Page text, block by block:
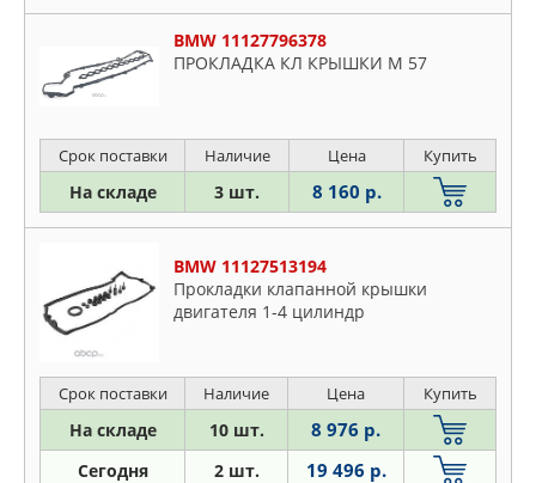
BMW 11127796378
ПРОКЛАДКА КЛ КРЫШКИ M 57
Срок поставки Наличие Цена Купить
На складе 3 шт. 8 160 р.
BMW 11127513194
Прокладки клапанной крышки
двигателя 1-4 цилиндр
Срок поставки Наличие Цена Купить
На складе 10 шт. 8 976 р.
Сегодня 2 шт. 19 496 р.